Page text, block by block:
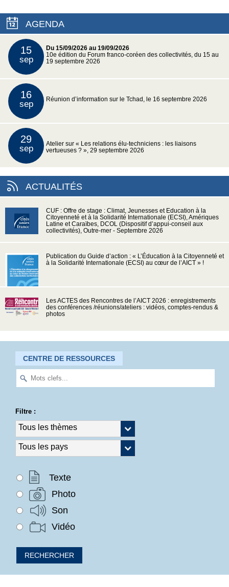
AGENDA
15
sep
Du 15/09/2026 au 19/09/2026
10e édition du Forum franco-coréen des collectivités, du 15 au
19 septembre 2026
16
sep Réunion d’information sur le Tchad, le 16 septembre 2026
29
sep
Atelier sur « Les relations élu-techniciens : les liaisons
vertueuses ? », 29 septembre 2026
ACTUALITÉS
CUF : Offre de stage : Climat, Jeunesses et Education à la
Citoyenneté et à la Solidarité Internationale (ECSI), Amériques
Latine et Caraïbes, DCOL (Dispositif d’appui-conseil aux
collectivités), Outre-mer - Septembre 2026
Publication du Guide d’action : « L’Éducation à la Citoyenneté et
à la Solidarité Internationale (ECSI) au cœur de l’AICT » !
Les ACTES des Rencontres de l’AICT 2026 : enregistrements
des conférences /réunions/ateliers : vidéos, comptes-rendus &
photos
CENTRE DE RESSOURCES
Filtre :
Texte
Photo
Son
Vidéo